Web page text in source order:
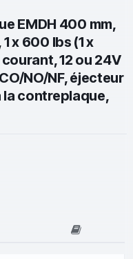
EMDH 400 mm,
x 600 lbs (1 x
12 ou 24V
NO/NF, éjecteur
contreplaque,